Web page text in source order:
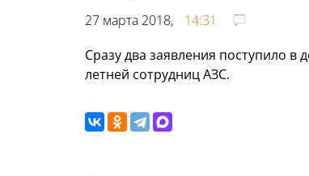
27 марта 2018,
14:31
Сразу два заявления поступило
летней сотрудниц АЗС.